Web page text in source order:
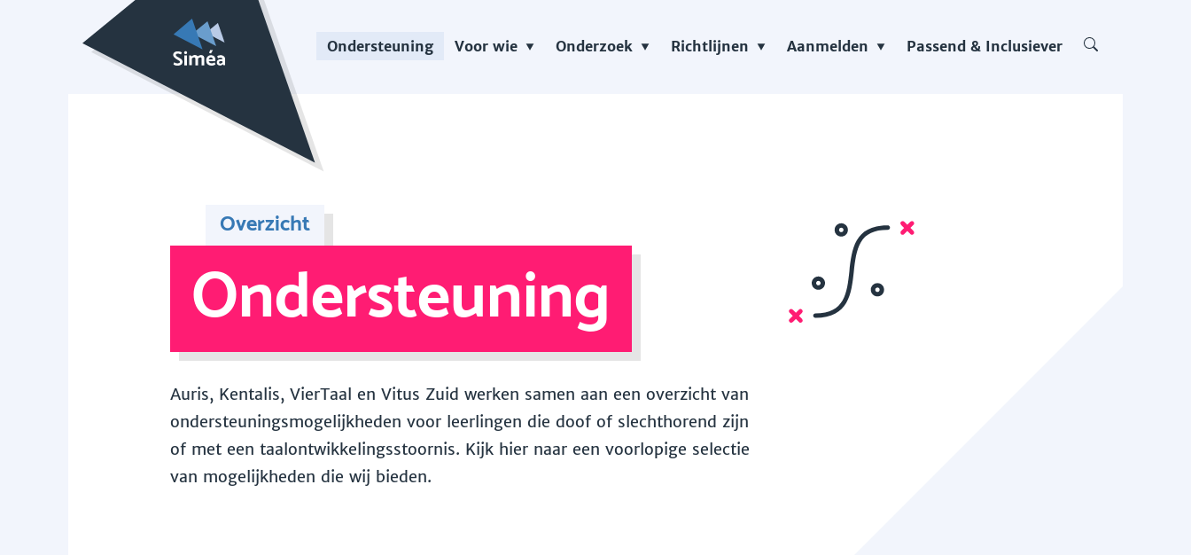
Ondersteuning Voor wie Onderzoek Richtlijnen Aanmelden Passend & Inclusiever
Overzicht
Ondersteuning
Auris, Kentalis, VierTaal en Vitus Zuid werken samen aan een overzicht van
ondersteuningsmogelijkheden voor leerlingen die doof of slechthorend zijn
of met een taalontwikkelingsstoornis. Kijk hier naar een voorlopige selectie
van mogelijkheden die wij bieden.